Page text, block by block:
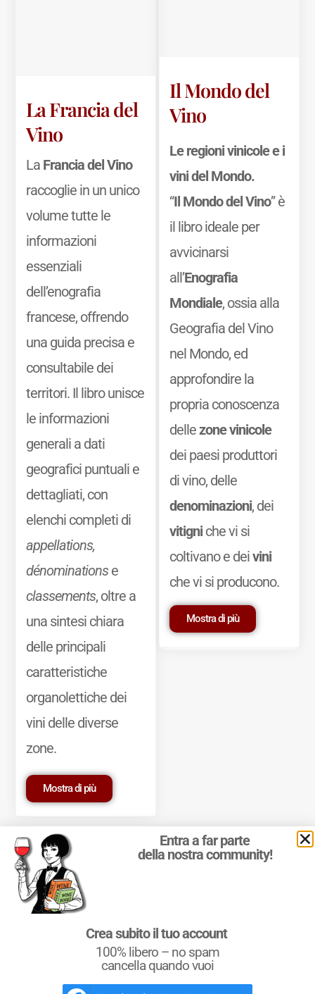
La Francia del
Vino
La Francia del Vino
raccoglie in un unico
volume tutte le
informazioni
essenziali
dell’enografia
francese, offrendo
una guida precisa e
consultabile dei
territori. Il libro unisce
le informazioni
generali a dati
geografici puntuali e
dettagliati, con
elenchi completi di
appellations,
dénominationse
classements, oltre a
una sintesi chiara
delle principali
caratteristiche
organolettiche dei
vini delle diverse
zone.
Mostra di più
Il Mondo del
Vino
Le regioni vinicole e i
vini del Mondo.
“Il Mondo del Vino” è
il libro ideale per
avvicinarsi
all’Enografia
Mondiale, ossia alla
Geografia del Vino
nel Mondo, ed
approfondire la
propria conoscenza
dellezone vinicole
dei paesi produttori
di vino, delle
denominazioni, dei
vitigniche vi si
coltivano e deivini
che vi si producono.
Mostra di più
Marchio Reg. | P.IVA 03921390245
Condizioni d'uso|Privacy Policy|Cookie Policy
cookie
Entra a far parte
della nostra community!
Crea subito il tuo account
100% libero – no spam
cancella quando vuoi